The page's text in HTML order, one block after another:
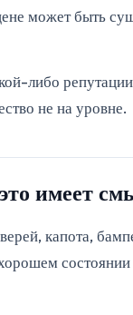
может быть
либо
не на уровне.
имеет
капота,